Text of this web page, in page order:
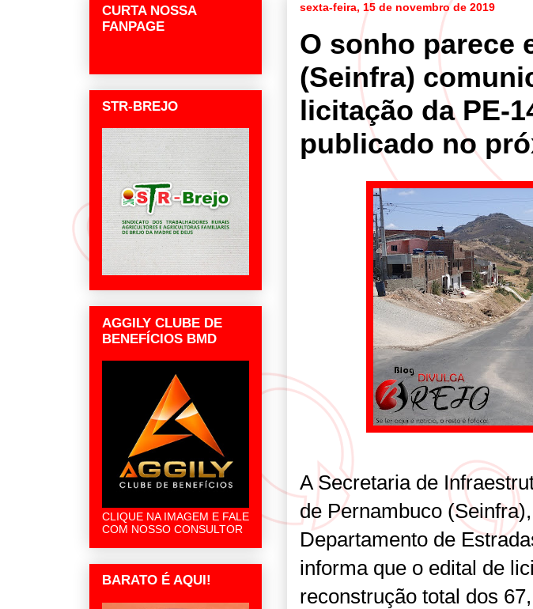
sexta-feira, 15 de novembro de 2019
O sonho parece
(Seinfra)
licitação da PE-
publicado no
A Secretaria de
de Pernambuco
Departamento de
informa que o edital de
reconstrução total dos
CURTA NOSSA
FANPAGE
STR-BREJO
AGGILY CLUBE DE
BENEFÍCIOS BMD
CLIQUE NA IMAGEM E FALE
COM NOSSO CONSULTOR
BARATO É AQUI!